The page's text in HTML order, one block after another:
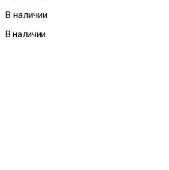
В наличии
В наличии